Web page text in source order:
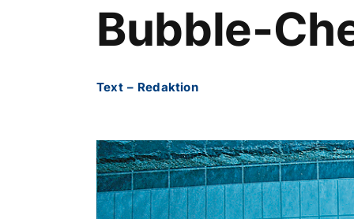
Bubble-
Text – Redaktion